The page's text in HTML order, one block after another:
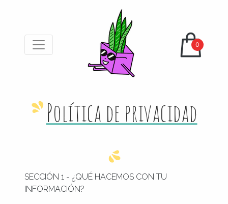
0
Política de privacidad
SECCIÓN 1 - ¿QUÉ HACEMOS CON TU
INFORMACIÓN?